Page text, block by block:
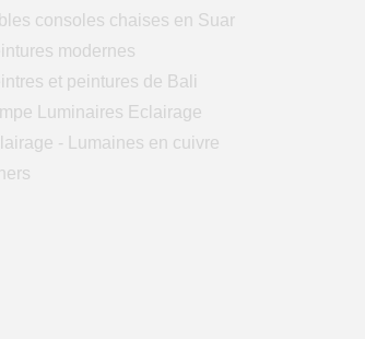
consoles chaises en Suar
modernes
et peintures de Bali
Luminaires Eclairage
- Lumaines en cuivre